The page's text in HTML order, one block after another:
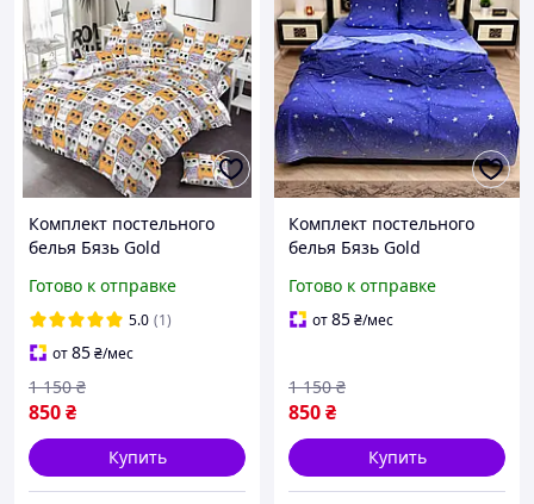
Комплект постельного
белья Бязь Gold
BG0150007
Готово к отправке
5.0 (1)
от85₴/мес
850₴
1 150 ₴
Купить
Комплект постельного
белья Бязь Gold
BG0150008
Готово к отправке
от85₴/мес
850₴
1 150 ₴
Купить